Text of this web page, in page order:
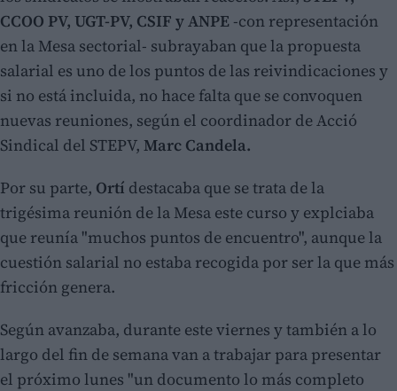
CCOO PV, UGT-PV, CSIF y ANPE -con representación
en la Mesa sectorial- subrayaban que la propuesta
salarial es uno de los puntos de las reivindicaciones y
si no está incluida, no hace falta que se convoquen
nuevas reuniones, según el coordinador de Acció
Sindical del STEPV, Marc Candela.
Por su parte, Ortí destacaba que se trata de la
trigésima reunión de la Mesa este curso y explciaba
que reunía "muchos puntos de encuentro", aunque la
cuestión salarial no estaba recogida por ser la que más
fricción genera.
Según avanzaba, durante este viernes y también a lo
largo del fin de semana van a trabajar para presentar
el próximo lunes "un documento lo más completo